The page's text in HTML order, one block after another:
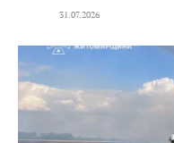
31.07.2026